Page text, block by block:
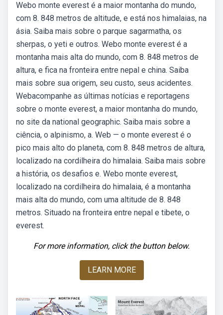
Webo monte everest é a maior montanha do mundo,
com 8. 848 metros de altitude, e está nos himalaias, na
ásia. Saiba mais sobre o parque sagarmatha, os
sherpas, o yeti e outros. Webo monte everest é a
montanha mais alta do mundo, com 8. 848 metros de
altura, e fica na fronteira entre nepal e china. Saiba
mais sobre sua origem, seu custo, seus acidentes.
Webacompanhe as últimas notícias e reportagens
sobre o monte everest, a maior montanha do mundo,
no site da national geographic. Saiba mais sobre a
ciência, o alpinismo, a. Web — o monte everest é o
pico mais alto do planeta, com 8. 848 metros de altura,
localizado na cordilheira do himalaia. Saiba mais sobre
a história, os desafios e. Webo monte everest,
localizado na cordilheira do himalaia, é a montanha
mais alta do mundo, com uma altitude de 8. 848
metros. Situado na fronteira entre nepal e tibete, o
everest.
For more information, click the button below.
LEARN MORE